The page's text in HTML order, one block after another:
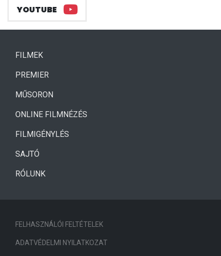
YOUTUBE
FILMEK(CURRENT)
PREMIER
MŰSORON
ONLINE FILMNÉZÉS
FILMIGÉNYLÉS
SAJTÓ
RÓLUNK
FELHASZNÁLÓI FELTÉTELEK
ADATVÉDELMI NYILATKOZAT